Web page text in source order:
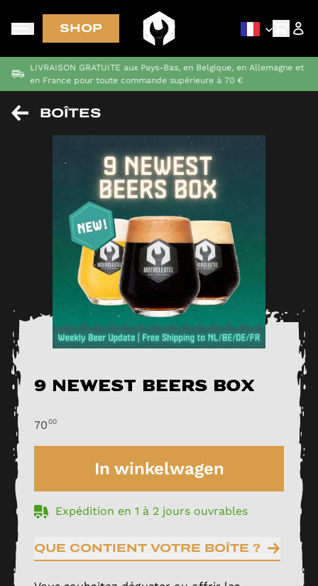
SHOP
LIVRAISON GRATUITE aux Pays-Bas, en Belgique, en Allemagne et
en France pour toute commande supérieure à 70 €
BOÎTES
9 Newest Beers Box
7000
In winkelwagen
Expédition en 1 à 2 jours ouvrables
QUE CONTIENT VOTRE BOÎTE ?